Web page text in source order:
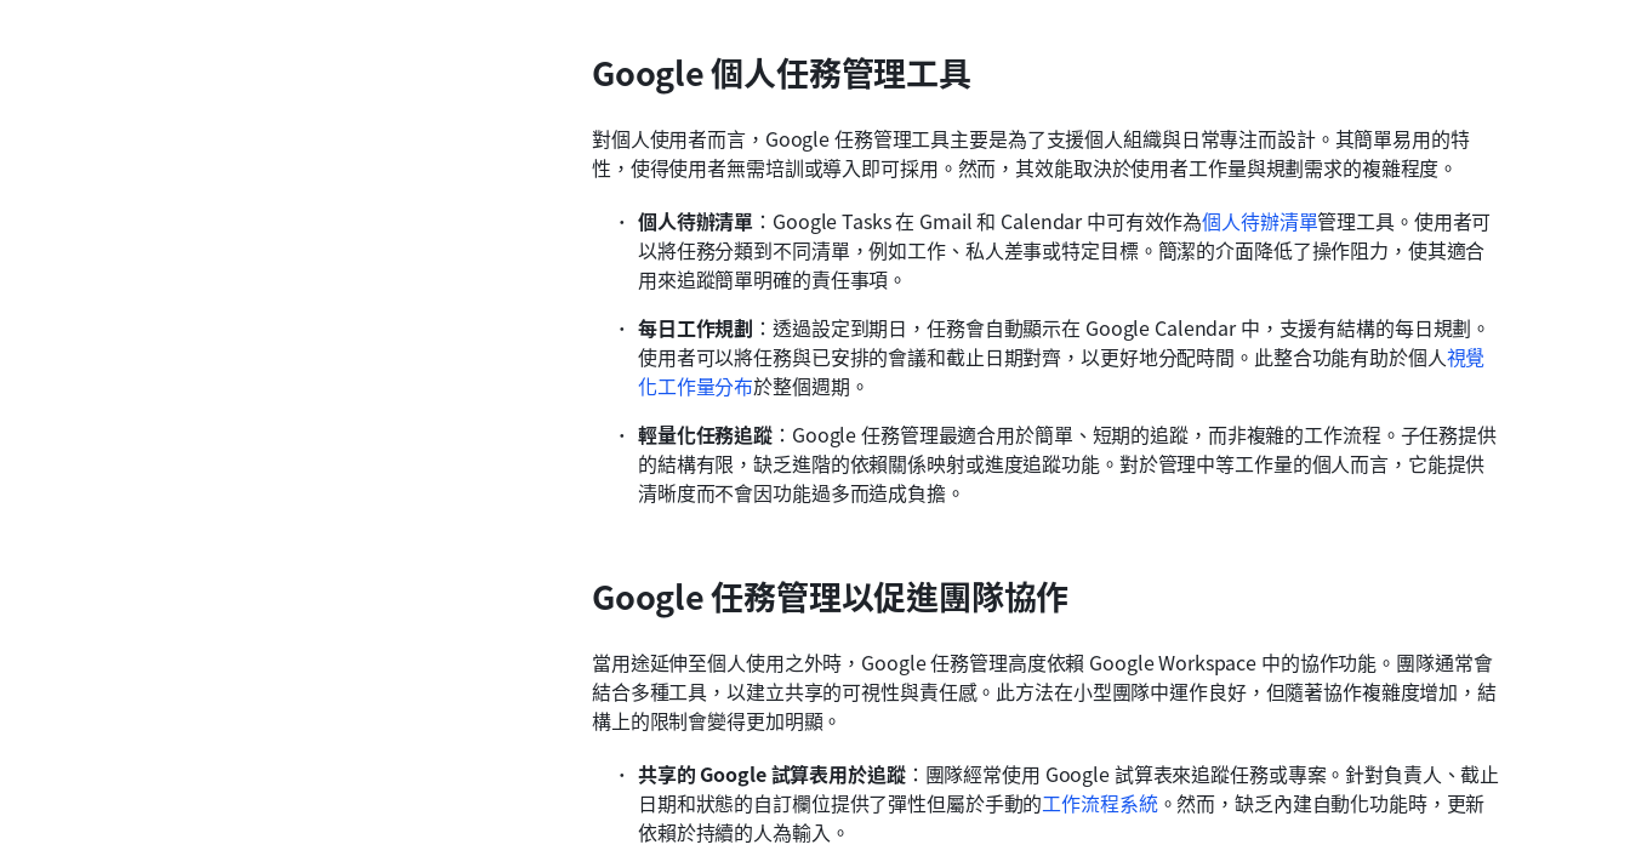
Google 個人任務管理工具
對個人使用者而言，Google 任務管理工具主要是為了支援個人組織與日常專注而設計。其簡單易用的特
性，使得使用者無需培訓或導入即可採用。然而，其效能取決於使用者工作量與規劃需求的複雜程度。
個人待辦清單 ：Google Tasks 在 Gmail 和 Calendar 中可有效作為個人待辦清單管理工具。使用者可
以將任務分類到不同清單，例如工作、私人差事或特定目標。簡潔的介面降低了操作阻力，使其適合
用來追蹤簡單明確的責任事項。
每日工作規劃 ：透過設定到期日，任務會自動顯示在 Google Calendar 中，支援有結構的每日規劃。
使用者可以將任務與已安排的會議和截止日期對齊，以更好地分配時間。此整合功能有助於個人視覺
化工作量分布於整個週期。
輕量化任務追蹤 ：Google 任務管理最適合用於簡單、短期的追蹤，而非複雜的工作流程。子任務提供
的結構有限，缺乏進階的依賴關係映射或進度追蹤功能。對於管理中等工作量的個人而言，它能提供
清晰度而不會因功能過多而造成負擔。
Google 任務管理以促進團隊協作
當用途延伸至個人使用之外時，Google 任務管理高度依賴 Google Workspace 中的協作功能。團隊通常會
結合多種工具，以建立共享的可視性與責任感。此方法在小型團隊中運作良好，但隨著協作複雜度增加，結
構上的限制會變得更加明顯。
共享的 Google 試算表用於追蹤：團隊經常使用 Google 試算表來追蹤任務或專案。針對負責人、截止
日期和狀態的自訂欄位提供了彈性但屬於手動的工作流程系統。然而，缺乏內建自動化功能時，更新
依賴於持續的人為輸入。